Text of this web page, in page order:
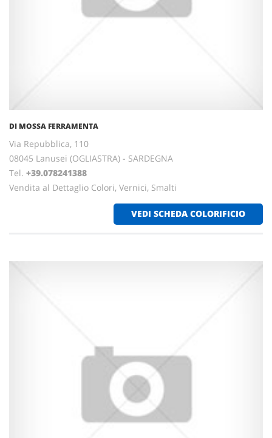
DI MOSSA FERRAMENTA
Via Repubblica, 110
08045 Lanusei (OGLIASTRA) - SARDEGNA
Tel. +39.078241388
Vendita al Dettaglio Colori, Vernici, Smalti
VEDI SCHEDA COLORIFICIO